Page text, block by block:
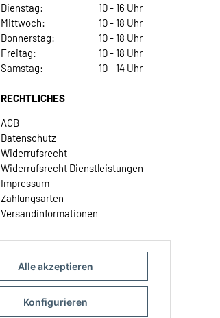
Alle akzeptieren
Konfigurieren
Dienstag:
10 - 16 Uhr
Mittwoch:
10 - 18 Uhr
Donnerstag:
10 - 18 Uhr
Freitag:
10 - 18 Uhr
Samstag:
10 - 14 Uhr
RECHTLICHES
AGB
Datenschutz
Widerrufsrecht
Widerrufsrecht Dienstleistungen
Impressum
Zahlungsarten
Versandinformationen